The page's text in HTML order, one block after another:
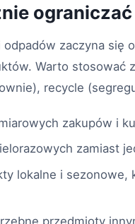
odpadów zaczyna się
Warto stosować
recycle
zakupów i
zamiast
lokalne i sezonowe,